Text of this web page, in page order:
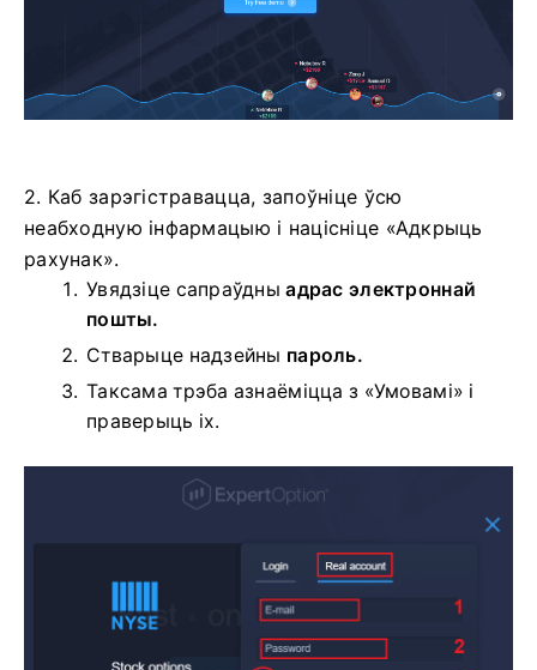
2. Каб зарэгістравацца, запоўніце ўсю
неабходную інфармацыю і націсніце «Адкрыць
рахунак».
Увядзіце сапраўдныадрас электроннай
пошты.
Стварыце надзейны пароль.
Таксама трэба азнаёміцца ​​з «Умовамі» і
праверыць іх.